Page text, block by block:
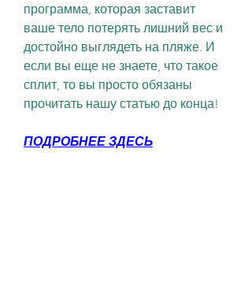
программа, которая заставит
ваше тело потерять лишний вес и
достойно выглядеть на пляже. И
если вы еще не знаете, что такое
сплит, то вы просто обязаны
прочитать нашу статью до конца!
ПОДРОБНЕЕ ЗДЕСЬ